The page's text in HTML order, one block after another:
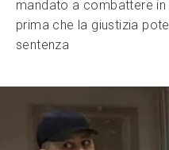
mandato a combattere
prima che la giustizia
sentenza